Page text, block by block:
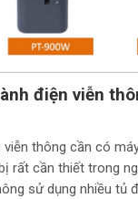
điện viễn
viễn thông cần có
rất cần thiết trong
sử dụng nhiều tủ